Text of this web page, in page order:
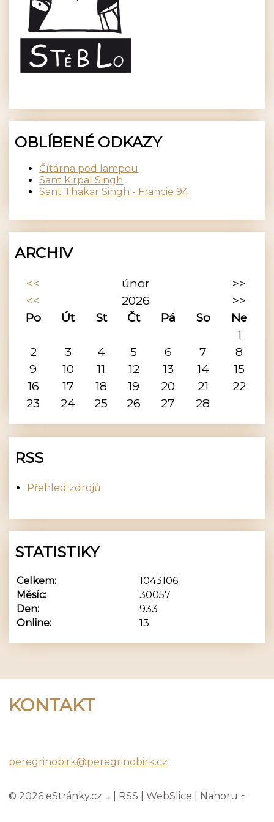
OBLÍBENÉ ODKAZY
Čítárna pod lampou
Sant Kirpal Singh
Sant Thakar Singh - Francie 94
ARCHIV
<< únor
>>
<<
2026
>>
Po
Út St Čt Pá So
Ne
1
2
3 4 5 6 7
8
9
10 11 12 13 14
15
16
17 18 19 20 21
22
23
24 25 26 27 28
RSS
Přehled zdrojů
STATISTIKY
Online: 13
Celkem:
1043106
Měsíc:
30057
Den:
933
KONTAKT
peregrinobirk@peregrinobirk.cz
© 2026 eStránky.cz RSS |WebSlice Nahoru ↑